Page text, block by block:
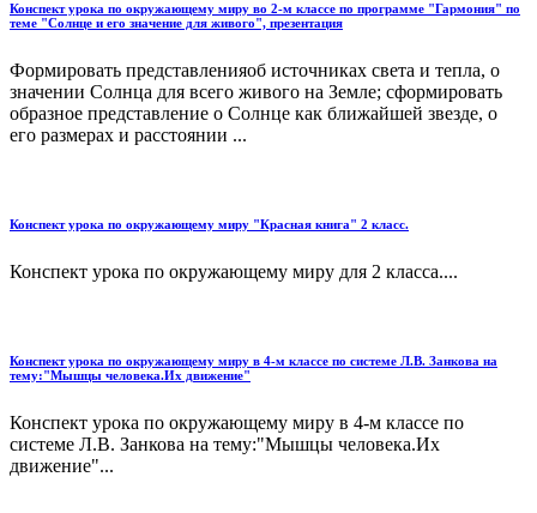
Конспект урока по окружающему миру во 2-м классе по программе "Гармония" по
теме "Солнце и его значение для живого", презентация
Формировать представленияоб источниках света и тепла, о
значении Солнца для всего живого на Земле; сформировать
образное представление о Солнце как ближайшей звезде, о
его размерах и расстоянии ...
Конспект урока по окружающему миру "Красная книга" 2 класс.
Конспект урока по окружающему миру для 2 класса....
Конспект урока по окружающему миру в 4-м классе по системе Л.В. Занкова на
тему:"Мышцы человека.Их движение"
Конспект урока по окружающему миру в 4-м классе по
системе Л.В. Занкова на тему:"Мышцы человека.Их
движение"...